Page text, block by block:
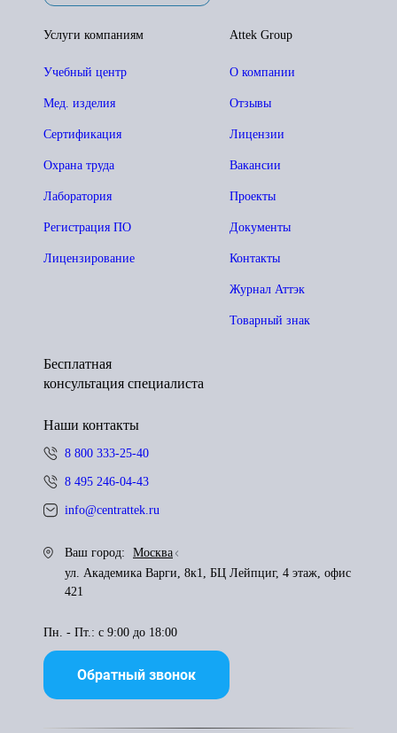
Attek Group
О компании
Отзывы
Лицензии
Вакансии
Проекты
Документы
Контакты
Журнал Аттэк
Товарный знак
Услуги компаниям
Учебный центр
Мед. изделия
Сертификация
Охрана труда
Лаборатория
Регистрация ПО
Лицензирование
Бесплатная
консультация специалиста
Наши контакты
8 800 333-25-40
8 495 246-04-43
info@centrattek.ru
Ваш город:
Москва
ул. Академика Варги, 8к1, БЦ Лейпциг, 4 этаж, офис
421
Пн. - Пт.: с 9:00 до 18:00
Обратный звонок